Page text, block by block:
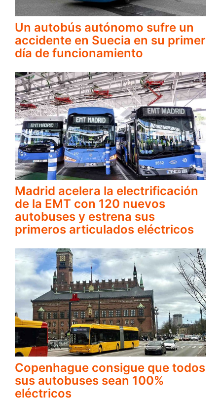
Un autobús autónomo sufre un
accidente en Suecia en su primer
día de funcionamiento
Madrid acelera la electrificación
de la EMT con 120 nuevos
autobuses y estrena sus
primeros articulados eléctricos
Copenhague consigue que todos
sus autobuses sean 100%
eléctricos